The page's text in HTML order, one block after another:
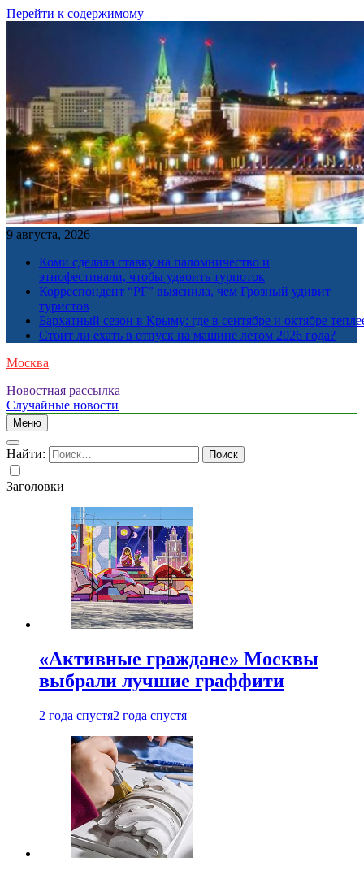
Перейти к содержимому
9 августа, 2026
Коми сделала ставку на паломничество и
этнофестивали, чтобы удвоить турпоток
Корреспондент “РГ” выяснила, чем Грозный удивит
туристов
Бархатный сезон в Крыму: где в сентябре и октябре
Стоит ли ехать в отпуск на машине летом 2026 года?
Москва
Новостная рассылка
Случайные новости
Меню
Найти:
Заголовки
«Активные граждане» Москвы
выбрали лучшие граффити
2 года спустя2 года спустя